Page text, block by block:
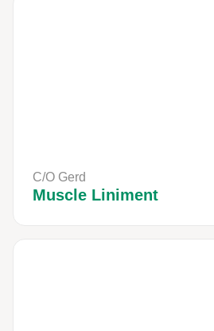
C/O Gerd
Muscle Liniment